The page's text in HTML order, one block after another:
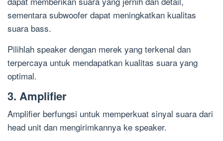
sementara subwoofer dapat meningkatkan kualitas
suara bass.
Pilihlah speaker dengan merek yang terkenal dan
terpercaya untuk mendapatkan kualitas suara yang
optimal.
3. Amplifier
Amplifier berfungsi untuk memperkuat sinyal suara dari
head unit dan mengirimkannya ke speaker.